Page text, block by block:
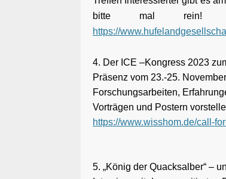
bitte mal rein!
https://
4. Der ICE –Kongress 2023
Präsenz vom 23.-25.
Forschungsarbeiten,
Vorträgen und Postern
https://www.wisshom.de/call-
5. „König der Quacksalber“ –